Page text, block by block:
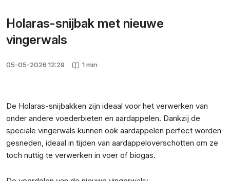
Holaras-snijbak met nieuwe
vingerwals
05-05-2026 12:29 1 min
De Holaras-snijbakken zijn ideaal voor het verwerken van
onder andere voederbieten en aardappelen. Dankzij de
speciale vingerwals kunnen ook aardappelen perfect worden
gesneden, ideaal in tijden van aardappeloverschotten om ze
toch nuttig te verwerken in voer of biogas.